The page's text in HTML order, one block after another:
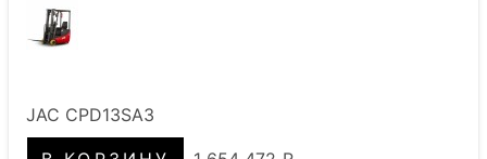
JAC CPD13SA3